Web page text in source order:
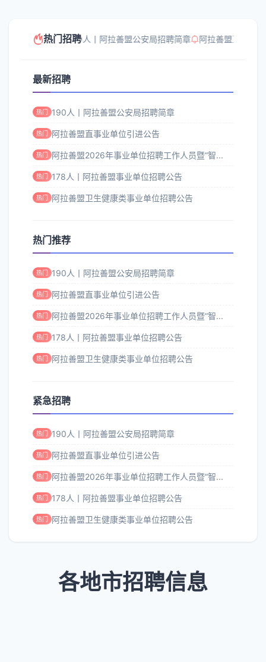
热门招聘190人丨阿拉善盟公安局招聘简章 阿拉善盟直事业
最新招聘
热门 190人丨阿拉善盟公安局招聘简章
热门 阿拉善盟直事业单位引进公告
热门 阿拉善盟2026年事业单位招聘工作人员暨“智...
热门 178人丨阿拉善盟事业单位招聘公告
热门 阿拉善盟卫生健康类事业单位招聘公告
热门推荐
热门 190人丨阿拉善盟公安局招聘简章
热门 阿拉善盟直事业单位引进公告
热门 阿拉善盟2026年事业单位招聘工作人员暨“智...
热门 178人丨阿拉善盟事业单位招聘公告
热门 阿拉善盟卫生健康类事业单位招聘公告
紧急招聘
热门 190人丨阿拉善盟公安局招聘简章
热门 阿拉善盟直事业单位引进公告
热门 阿拉善盟2026年事业单位招聘工作人员暨“智...
热门 178人丨阿拉善盟事业单位招聘公告
热门 阿拉善盟卫生健康类事业单位招聘公告
各地市招聘信息